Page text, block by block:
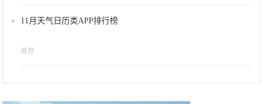
11月天气日历类APP排行榜
推荐